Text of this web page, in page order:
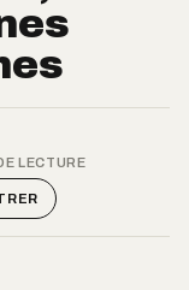
LECTURE